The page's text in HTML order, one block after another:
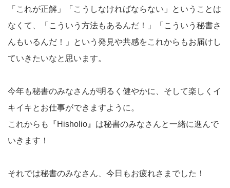
「これが正解」「こうしなければならない」ということは
なくて、「こういう方法もあるんだ！」「こういう秘書さ
んもいるんだ！」という発見や共感をこれからもお届けし
ていきたいなと思います。
今年も秘書のみなさんが明るく健やかに、そして楽しくイ
キイキとお仕事ができますように。
これからも『Hisholio』は秘書のみなさんと一緒に進んで
いきます！
それでは秘書のみなさん、今日もお疲れさまでした！